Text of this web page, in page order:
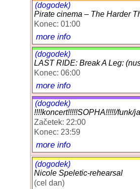
(dogodek)
Pirate cinema – The Harder
Konec: 01:00
more info
(dogodek)
LAST RIDE: Break A Leg:
Konec: 06:00
more info
(dogodek)
!!!!koncert!!!!!SOPHA!!!!!/funk/
Začetek: 22:00
Konec: 23:59
more info
(dogodek)
Nicole Speletic-rehearsal
(cel dan)